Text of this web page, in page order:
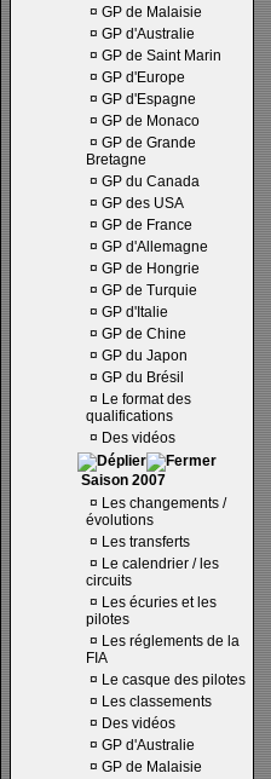
¤ GP de Malaisie
¤ GP d'Australie
¤ GP de Saint Marin
¤ GP d'Europe
¤ GP d'Espagne
¤ GP de Monaco
¤ GP de Grande
Bretagne
¤ GP du Canada
¤ GP des USA
¤ GP de France
¤ GP d'Allemagne
¤ GP de Hongrie
¤ GP de Turquie
¤ GP d'Italie
¤ GP de Chine
¤ GP du Japon
¤ GP du Brésil
¤ Le format des
qualifications
¤ Des vidéos
Saison 2007
¤ Les changements /
évolutions
¤ Les transferts
¤ Le calendrier / les
circuits
¤ Les écuries et les
pilotes
¤ Les réglements de la
FIA
¤ Le casque des pilotes
¤ Les classements
¤ Des vidéos
¤ GP d'Australie
¤ GP de Malaisie